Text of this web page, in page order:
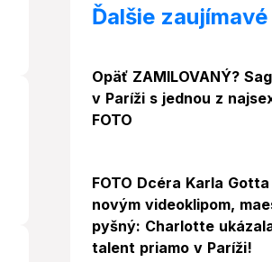
Ďalšie
Foto
Opäť ZAMILOVANÝ?
v Paríži s jednou z
FOTO
FOTO Dcéra Karla
novým videoklipom,
pyšný: Charlotte
talent priamo v Paríži!